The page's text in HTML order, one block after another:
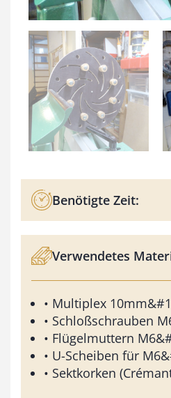
Benötigte Zeit:
Verwendetes
• Multiplex
• Schloßschrauben
• Flügelmuttern
• U-Scheiben für
• Sektkorken